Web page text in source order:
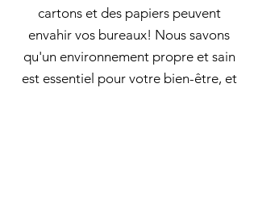
cartons et des papiers peuvent
envahir vos bureaux! Nous savons
qu'un environnement propre et sain
est essentiel pour votre bien-être, et